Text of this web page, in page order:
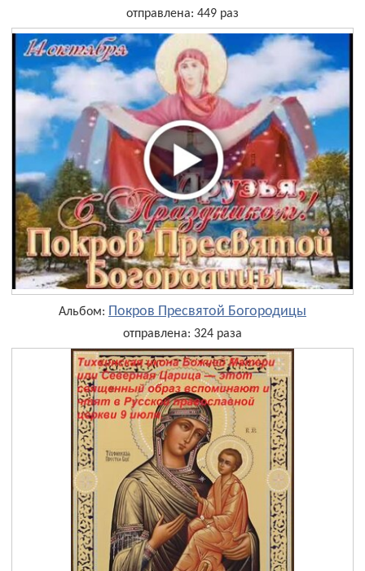
отправлена: 449 раз
Альбом: Покров Пресвятой Богородицы
отправлена: 324 раза